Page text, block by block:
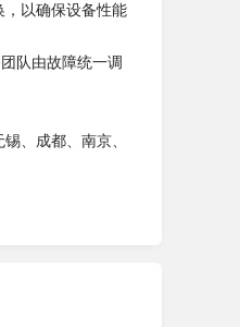
，以确保设备性能
队由故障统一调
、成都、南京、